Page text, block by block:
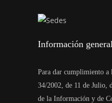
Información
Para dar cumplimiento a
34/2002, de 11 de Julio,
de la Información y de